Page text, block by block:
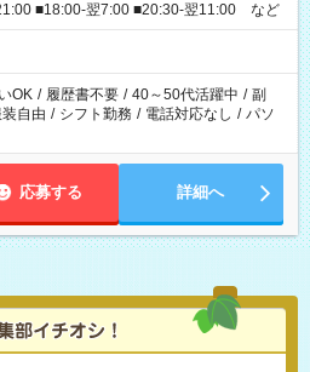
■18:00-翌7:00 ■20:30-翌11:00 など
OK / 履歴書不要 / 40～50代活躍中 / 副
装自由 / シフト勤務 / 電話対応なし / パソ
応募する 詳細へ